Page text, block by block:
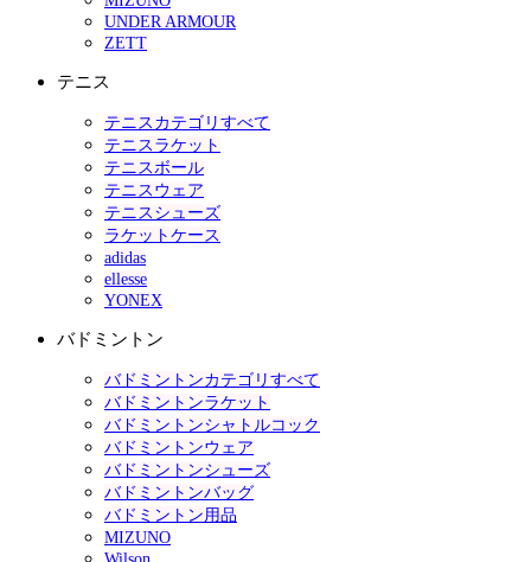
UNDER ARMOUR
ZETT
テニス
テニスカテゴリすべて
テニスラケット
テニスボール
テニスウェア
テニスシューズ
ラケットケース
adidas
ellesse
YONEX
バドミントン
バドミントンカテゴリすべて
バドミントンラケット
バドミントンシャトルコック
バドミントンウェア
バドミントンシューズ
バドミントンバッグ
バドミントン用品
MIZUNO